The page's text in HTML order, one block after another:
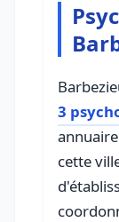
3
cette